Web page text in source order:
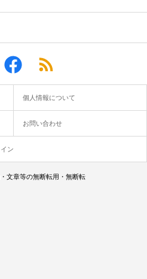
個人情報について
お問い合わせ
ン
文章等の無断転用・無断転